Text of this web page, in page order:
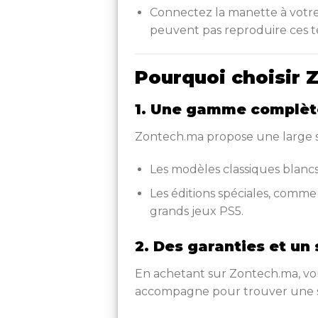
Connectez la manette à
peuvent pas reproduire ces
Pourquoi choisir
1. Une gamme
Zontech.ma propose une large
Les modèles classiques
Les éditions spéciales,
grands jeux PS5.
2. Des garanties et
En achetant sur Zontech.ma,
accompagne pour trouver une